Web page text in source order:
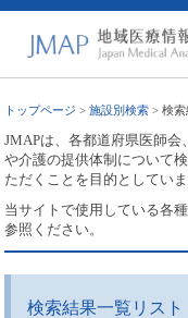
トップページ >施設別検索 > 検
JMAPは、各都道府県医師
や介護の提供体制について
ただくことを目的としていま
当サイトで使用している各
参照ください。
検索結果一覧リスト